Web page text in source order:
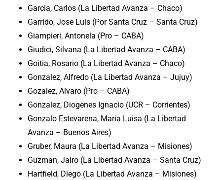
Garcia, Carlos (La Libertad Avanza – Chaco)
Garrido, Jose Luis (Por Santa Cruz – Santa Cruz)
Giampieri, Antonela (Pro – CABA)
Giudici, Silvana (La Libertad Avanza – CABA)
Goitia, Rosario (La Libertad Avanza – Chaco)
Gonzalez, Alfredo (La Libertad Avanza – Jujuy)
Gozalez, Alvaro (Pro – CABA)
Gonzalez, Diogenes Ignacio (UCR – Corrientes)
Gonzalo Estevarena, Maria Luisa (La Libertad
Avanza – Buenos Aires)
Gruber, Maura (La Libertad Avanza – Misiones)
Guzman, Jairo (La Libertad Avanza – Santa Cruz)
Hartfield, Diego (La Libertad Avanza – Misiones)